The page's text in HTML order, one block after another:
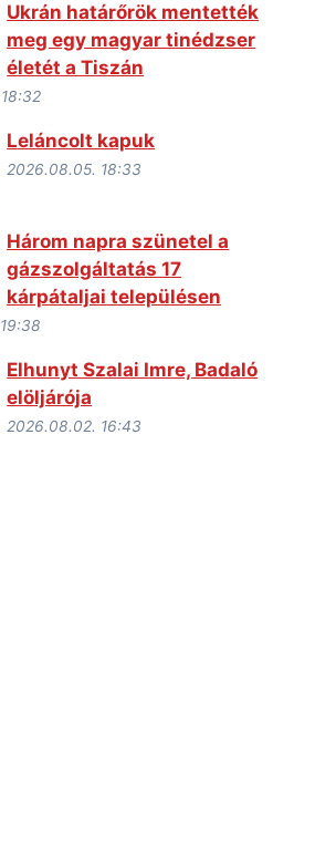
Ukrán határőrök mentették
meg egy magyar tinédzser
életét a Tiszán
Leláncolt kapuk
2026.08.05. 18:33
Három napra szünetel a
gázszolgáltatás 17
kárpátaljai településen
Elhunyt Szalai Imre, Badaló
elöljárója
2026.08.02. 16:43